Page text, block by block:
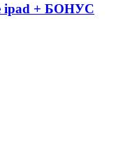
ipad + БОНУС